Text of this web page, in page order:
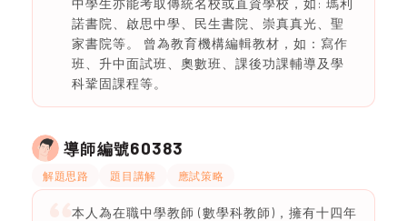
中學生亦能考取傳統名校或直資學校，如: 瑪利
諾書院、啟思中學、民生書院、崇真真光、聖
家書院等。 曾為教育機構編輯教材，如：寫作
班、升中面試班、奧數班、課後功課輔導及學
科鞏固課程等。
導師編號60383
解題思路 題目講解 應試策略
本人為在職中學教師 (數學科教師)，擁有十四年